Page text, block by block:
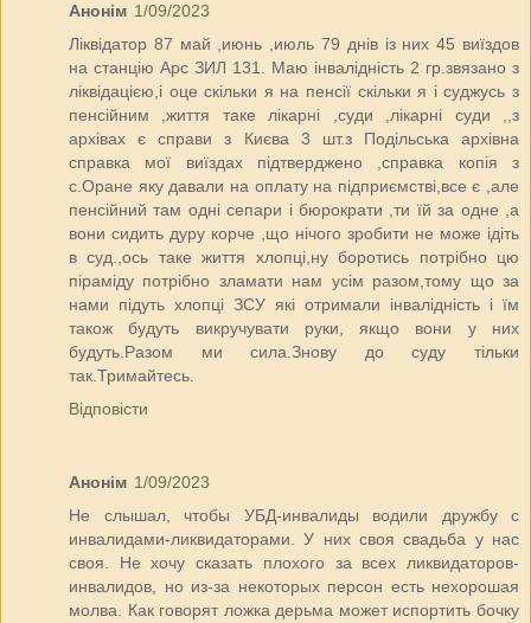
Анонім 1/09/2023
Ліквідатор 87 май ,июнь ,июль 79 днів із них 45 виїздов
на станцію Арс ЗИЛ 131. Маю інвалідність 2 гр.звязано з
ліквідацією,і оце скільки я на пенсії скільки я і суджусь з
пенсійним ,життя таке лікарні ,суди ,лікарні суди ,,з
архівах є справи з Києва 3 шт.з Подільська архівна
справка мої виїздах підтверджено ,справка копія з
с.Оране яку давали на оплату на підприємстві,все є ,але
пенсійний там одні сепари і бюрократи ,ти їй за одне ,а
вони сидить дуру корче ,що нічого зробити не може ідіть
в суд.,ось таке життя хлопці,ну боротись потрібно цю
піраміду потрібно зламати нам усім разом,тому що за
нами підуть хлопці ЗСУ які отримали інвалідність і їм
також будуть викручувати руки, якщо вони у них
будуть.Разом ми сила.Знову до суду тільки
так.Тримайтесь.
Відповісти
Анонім 1/09/2023
Не слышал, чтобы УБД-инвалиды водили дружбу с
инвалидами-ликвидаторами. У них своя свадьба у нас
своя. Не хочу сказать плохого за всех ликвидаторов-
инвалидов, но из-за некоторых персон есть нехорошая
молва. Как говорят ложка дерьма может испортить бочку